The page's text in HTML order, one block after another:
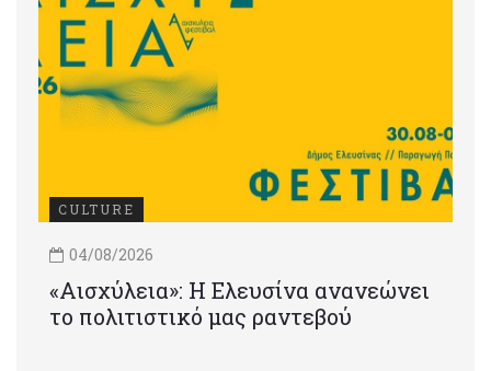
CULTURE
04/08/2026
«Αισχύλεια»: Η Ελευσίνα ανανεώνει
το πολιτιστικό μας ραντεβού